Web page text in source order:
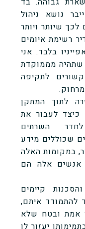
נושא ניהול
שיותר ויותר
רשימת איומים
בלבד. אני
מממוקדת
לתקיפה
לתוך המתקן
כיצד לעבור את
השרתים
שכוללים מידע
במקומות האלה
אנשים אלה הם
קיימים
להתמודד איתם,
אמת ובטח שלא